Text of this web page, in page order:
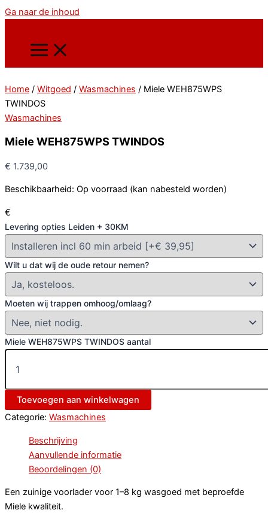
Ga naar de inhoud
Home / Witgoed / Wasmachines / Miele WEH875WPS
TWINDOS
Wasmachines
Miele WEH875WPS TWINDOS
€ 1.739,00
Beschikbaarheid: Op voorraad (kan nabesteld worden)
€
Levering opties Leiden + 30KM
Wilt u dat wij de oude retour nemen?
Moeten wij trappen omhoog/omlaag?
Miele WEH875WPS TWINDOS aantal
Toevoegen aan winkelwagen
Categorie: Wasmachines
Beschrijving
Aanvullende informatie
Beoordelingen (0)
Een zuinige voorlader voor 1–8 kg wasgoed met beproefde
Miele kwaliteit.